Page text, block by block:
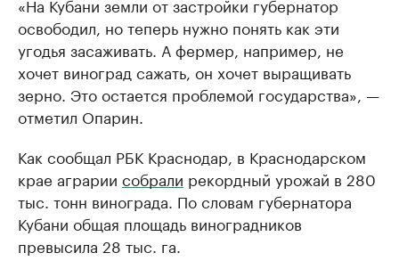
освободил, но теперь нужно понять как эти
угодья засаживать. А фермер, например, не
хочет виноград сажать, он хочет выращивать
зерно. Это остается проблемой государства», —
отметил Опарин.
Как сообщал РБК Краснодар, в Краснодарском
крае аграрии собрали рекордный урожай в 280
тыс. тонн винограда. По словам губернатора
Кубани общая площадь виноградников
превысила 28 тыс. га.